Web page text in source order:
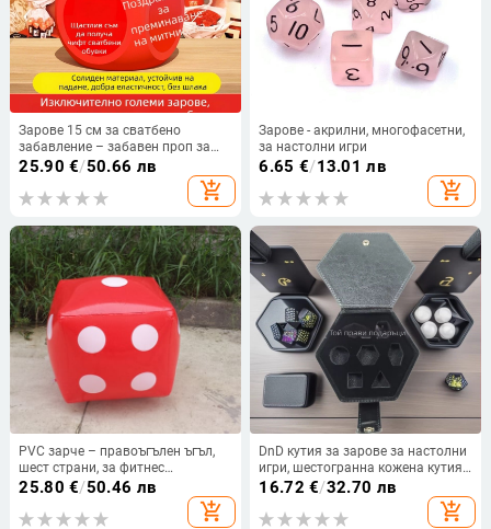
Зарове 15 см за сватбено
забавление – забавен проп за
шеги между младоженеца и
25.90 €/50.66 лв
add_shopping_cart
Зарове - акрилни, многофасетни,
за настолни игри
6.65 €/13.01 лв
add_shopping_cart
PVC зарче – правоъгълен ъгъл,
шест страни, за фитнес
оборудване и настолни игри (шах
25.80 €/50.46 лв
add_shopping_cart
DnD кутия за зарове за настолни
игри, шестогранна кожена кутия
за съхранение на зарове с капак,
предотвратяване на разклащане
16.72 €/32.70 лв
add_shopping_cart